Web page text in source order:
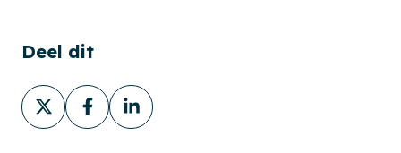
Deel dit
Deel
via
Deel
via
Deel
via